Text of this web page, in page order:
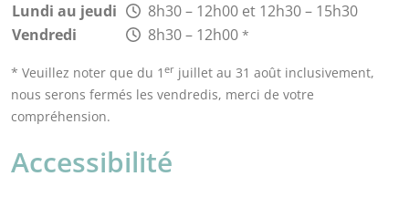
Lundi au jeudi
8h30 – 12h00 et 12h30 – 15h30
Vendredi
8h30 – 12h00 *
* Veuillez noter que du 1 er juillet au 31 août inclusivement,
nous serons fermés les vendredis, merci de votre
compréhension.
Accessibilité